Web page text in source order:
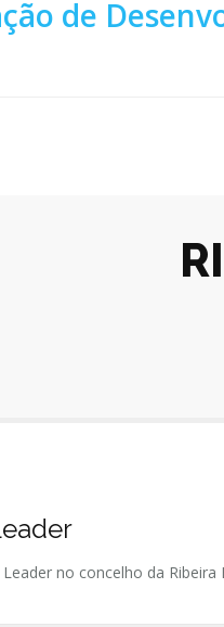
no concelho da Ribeira